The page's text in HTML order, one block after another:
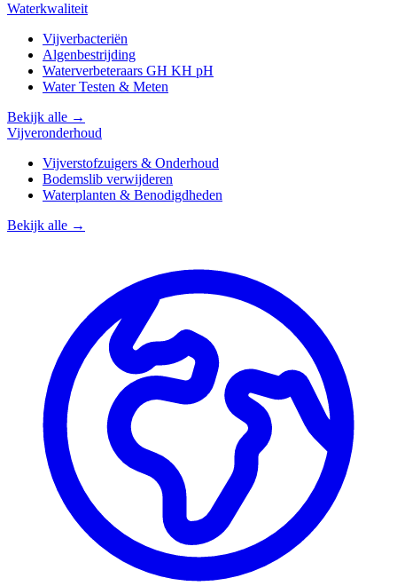
Waterkwaliteit
Vijverbacteriën
Algenbestrijding
Waterverbeteraars GH KH pH
Water Testen & Meten
Bekijk alle →
Vijveronderhoud
Vijverstofzuigers & Onderhoud
Bodemslib verwijderen
Waterplanten & Benodigdheden
Bekijk alle →